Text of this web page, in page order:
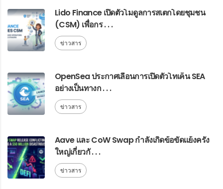
Lido Finance เปิดตัวโมดูลการสเตกโดยชุมชน
(CSM) เพื่อกร . . .
ข่าวสาร
OpenSea ประกาศเลื่อนการเปิดตัวโทเค็น SEA
อย่างเป็นทางก . . .
ข่าวสาร
Aave และ CoW Swap กำลังเกิดข้อขัดแย้งครั้ง
ใหญ่เกี่ยวกั . . .
ข่าวสาร